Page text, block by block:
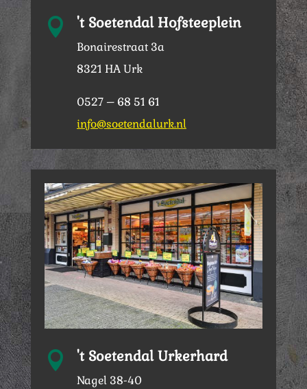
 't Soetendal Hofsteeplein
Bonairestraat 3a
8321 HA Urk
0527 – 68 51 61
info@soetendalurk.nl
 't Soetendal Urkerhard
Nagel 38-40